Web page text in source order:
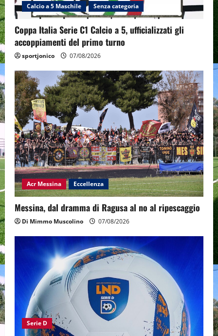
Calcio a 5 Maschile Senza categoria
Coppa Italia Serie C1 Calcio a 5, ufficializzati gli
accoppiamenti del primo turno
sportjonico 07/08/2026
Acr Messina Eccellenza
Messina, dal dramma di Ragusa al no al ripescaggio
Di Mimmo Muscolino 07/08/2026
Serie D